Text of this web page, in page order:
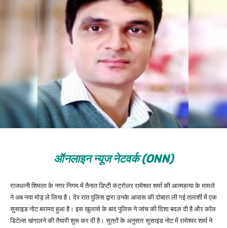
ऑनलाइन न्यूज नेटवर्क (ONN)
राजधानी शिमला के नगर निगम में तैनात डिप्टी कंट्रोलर रामेश्वर शर्मा की आत्महत्या के मामले
ने अब नया मोड़ ले लिया है। देर रात पुलिस द्वारा उनके आवास की दोबारा ली गई तलाशी में एक
सुसाइड नोट बरामद हुआ है। इस खुलासे के बाद पुलिस ने जांच की दिशा बदल दी है और कॉल
डिटेल्स खंगालने की तैयारी शुरू कर दी है। सूत्रों के अनुसार सुसाइड नोट में रामेश्वर शर्मा ने